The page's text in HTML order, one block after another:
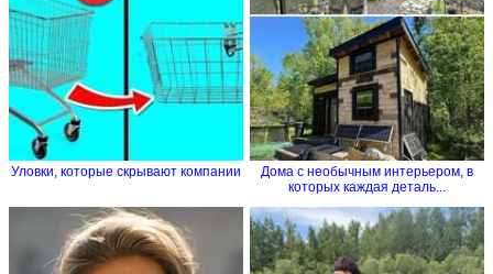
Уловки, которые скрывают компании
Дома с необычным интерьером, в
которых каждая деталь...